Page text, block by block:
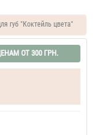
губ "Коктейль цвета"
ОТ 300 ГРН.